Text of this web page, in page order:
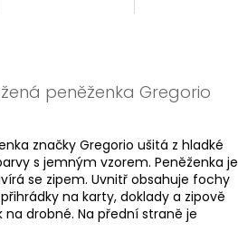
peněženka Gregorio
značky Gregorio ušitá z hladké
s jemným vzorem. Peněženka je
se zipem. Uvnitř obsahuje fochy
na karty, doklady a zipově
drobné. Na přední straně je